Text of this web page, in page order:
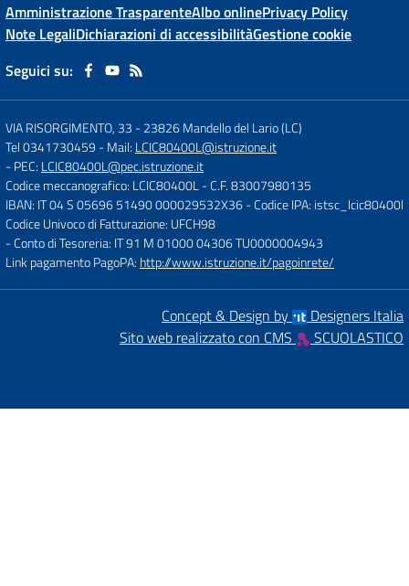
Amministrazione TrasparenteAlbo onlinePrivacy Policy
Note LegaliDichiarazioni di accessibilitàGestione cookie
Seguici su:
VIA RISORGIMENTO, 33 -23826 Mandello del Lario (LC)
Tel 0341730459 - Mail: LCIC80400L@istruzione.it
- PEC: LCIC80400L@pec.istruzione.it
Codice meccanografico: LCIC80400L- C.F. 83007980135
IBAN: IT 04 S 05696 51490 000029532X36- Codice IPA: istsc_lcic80400l
Codice Univoco di Fatturazione: UFCH98
- Conto di Tesoreria: IT 91 M 01000 04306 TU0000004943
Link pagamento PagoPA: http://www.istruzione.it/pagoinrete/
Concept & Design by
Designers Italia
Sito web realizzato con CMS
SCUOLASTICO